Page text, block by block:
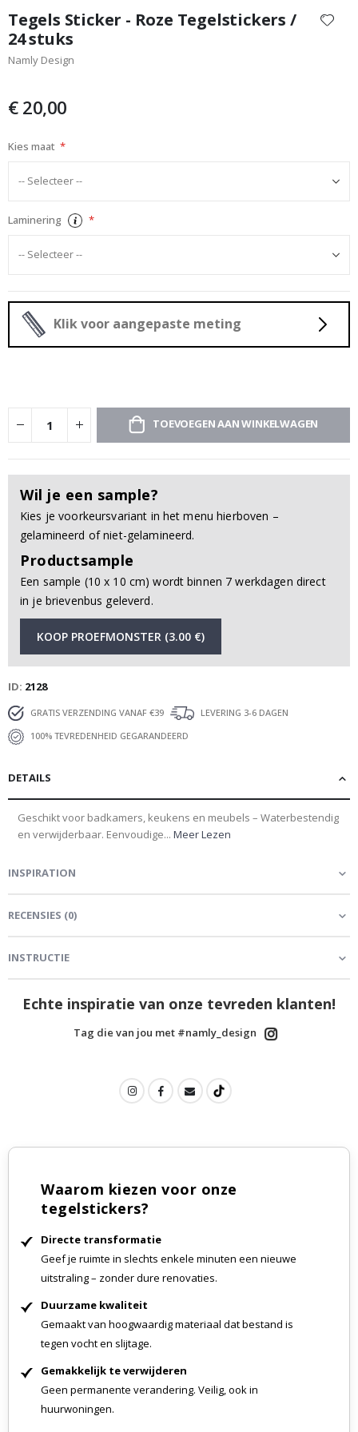
het
begin
van
gallerij
Tegels Sticker - Roze Tegelstickers /
24 stuks
Namly Design
€ 20,00
Kies maat
Laminering
Klik voor aangepaste meting
TOEVOEGEN AAN WINKELWAGEN
Wil je een sample?
Kies je voorkeursvariant in het menu hierboven –
gelamineerd of niet-gelamineerd.
Productsample
Een sample (10 x 10 cm) wordt binnen 7 werkdagen direct
in je brievenbus geleverd.
KOOP PROEFMONSTER (3.00 €)
ID 2128
GRATIS VERZENDING VANAF €39
LEVERING 3-6 DAGEN
100% TEVREDENHEID GEGARANDEERD
DETAILS
Geschikt voor badkamers, keukens en meubels – Waterbestendig
en verwijderbaar. Eenvoudige... Meer Lezen
INSPIRATION
RECENSIES (0)
INSTRUCTIE
Echte inspiratie van onze tevreden klanten!
Tag die van jou met #namly_design
Waarom kiezen voor onze
tegelstickers?
Directe transformatie
Geef je ruimte in slechts enkele minuten een nieuwe
uitstraling – zonder dure renovaties.
Duurzame kwaliteit
Gemaakt van hoogwaardig materiaal dat bestand is
tegen vocht en slijtage.
Gemakkelijk te verwijderen
Geen permanente verandering. Veilig, ook in
huurwoningen.